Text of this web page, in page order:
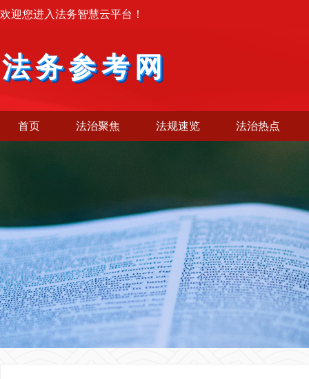
欢迎您进入法务智慧云平台！
法务参考网
首页 法治聚焦 法规速览 法治热点